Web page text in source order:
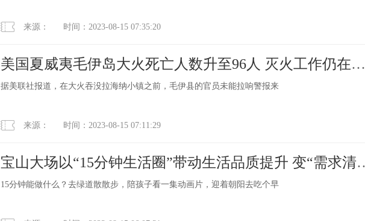
来源： 时间：2023-08-15 07:35:20
美国夏威夷毛伊岛大火死亡人数升至96人 灭火工作仍在继
续
据美联社报道，在大火吞没拉海纳小镇之前，毛伊县的官员未能拉响警报来
来源： 时间：2023-08-15 07:11:29
宝山大场以“15分钟生活圈”带动生活品质提升 变“需求清
单”为“满意清单”
15分钟能做什么？去绿道散散步，陪孩子看一集动画片，迎着朝阳去吃个早